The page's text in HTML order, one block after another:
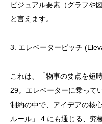
ビジュアル要素（グラフや
と言えます。
3. エレベーターピッチ
これは、「物事の要点を短
29。エレベーターに乗って
制約の中で、アイデアの核
ルール」 4 にも通じる、究